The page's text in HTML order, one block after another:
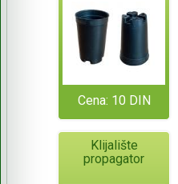
Cena: 10 DIN
Klijalište
propagator